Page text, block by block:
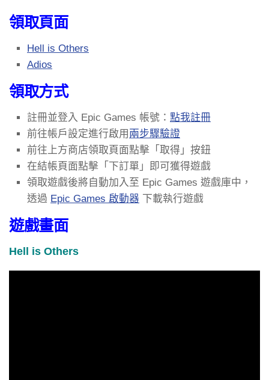
領取頁面
Hell is Others
Adios
領取方式
註冊並登入 Epic Games 帳號： 點我註冊
前往帳戶設定進行啟用 兩步驟驗證
前往上方商店領取頁面點擊「取得」按鈕
在結帳頁面點擊「下訂單」即可獲得遊戲
領取遊戲後將自動加入至 Epic Games 遊戲庫中，
透過 Epic Games 啟動器 下載執行遊戲
遊戲畫面
Hell is Others